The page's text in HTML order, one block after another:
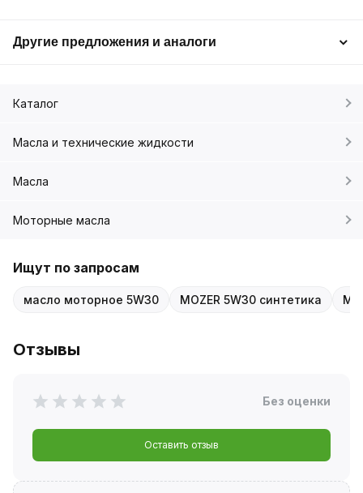
Другие предложения и аналоги
Каталог
Масла и технические жидкости
Масла
Моторные масла
Ищут по запросам
масло моторное 5W30 MOZER 5W30 синтетика
Отзывы
Без оценки
Оставить отзыв